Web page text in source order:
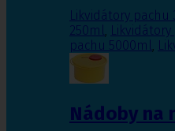
Likvidátory pachu
250ml,
pachu 5000ml,
Nádoby na